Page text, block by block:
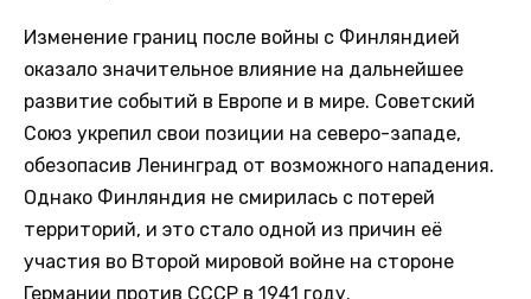
Изменение границ после войны с Финляндией
оказало значительное влияние на дальнейшее
развитие событий в Европе и в мире. Советский
Союз укрепил свои позиции на северо-западе,
обезопасив Ленинград от возможного нападения.
Однако Финляндия не смирилась с потерей
территорий, и это стало одной из причин её
участия во Второй мировой войне на стороне
Германии против СССР в 1941 году.